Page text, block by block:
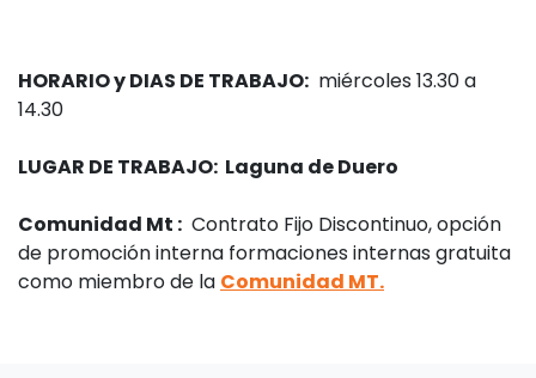
HORARIO y DIAS DE TRABAJO: miércoles 13.30 a
14.30
LUGAR DE TRABAJO: Laguna de Duero
Comunidad Mt : Contrato Fijo Discontinuo, opción
de promoción interna formaciones internas gratuita
como miembro de la Comunidad MT.